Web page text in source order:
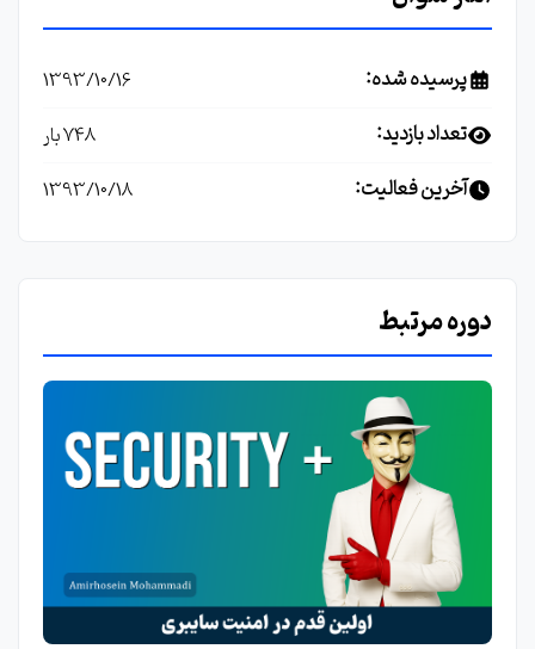
پرسیده شده: 1393/10/16
تعداد بازدید: 748 بار
آخرین فعالیت: 1393/10/18
دوره مرتبط